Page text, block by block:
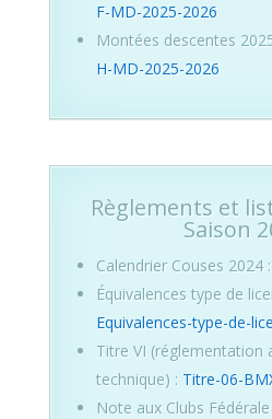
F-MD-2025-2026
Montées descentes
H-MD-2025-2026
Règlements et
Saison
Calendrier Couses 2024 :
Équivalences type de
Equivalences-type-de-
Titre VI (réglementation
technique) : Titre-06-
Note aux Clubs